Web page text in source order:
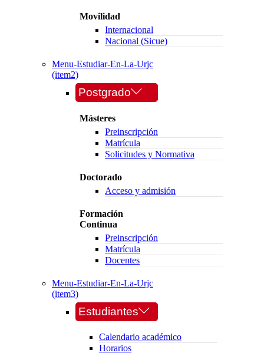
Movilidad
Internacional
Nacional (Sicue)
Menu-Estudiar-En-La-Urjc
(item2)
Postgrado
Másteres
Preinscripción
Matrícula
Solicitudes y Normativa
Doctorado
Acceso y admisión
Formación
Continua
Preinscripción
Matrícula
Docentes
Menu-Estudiar-En-La-Urjc
(item3)
Estudiantes
Calendario académico
Horarios